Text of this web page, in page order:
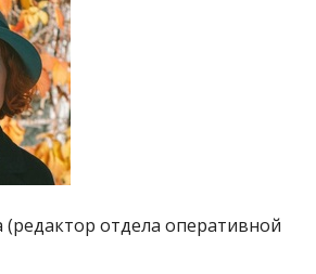
(редактор отдела оперативной